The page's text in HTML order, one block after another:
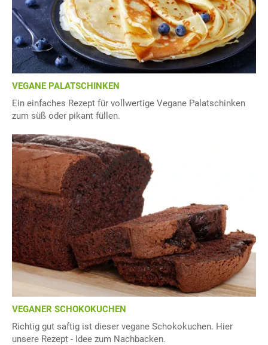
VEGANE PALATSCHINKEN
Ein einfaches Rezept für vollwertige Vegane Palatschinken
zum süß oder pikant füllen.
VEGANER SCHOKOKUCHEN
Richtig gut saftig ist dieser vegane Schokokuchen. Hier
unsere Rezept - Idee zum Nachbacken.